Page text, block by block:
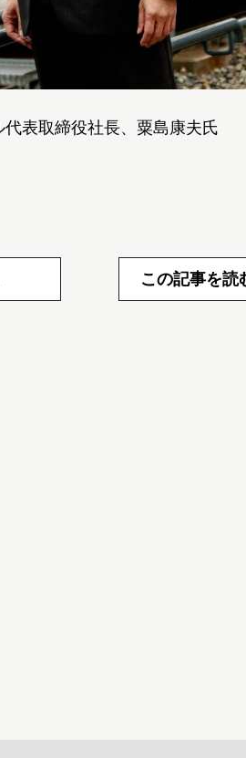
表取締役社長、粟島康夫氏
この記事を読